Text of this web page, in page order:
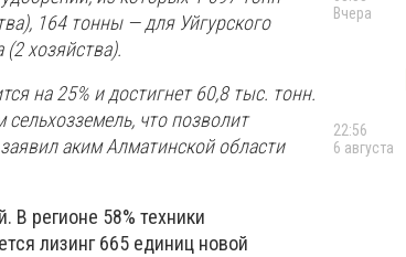
164 тонны — для Уйгурского
хозяйства).
на 25% и достигнет 60,8 тыс. тонн.
что позволит
аким Алматинской области
В регионе 58% техники
лизинг 665 единиц новой
Вчера
22:56
6 августа